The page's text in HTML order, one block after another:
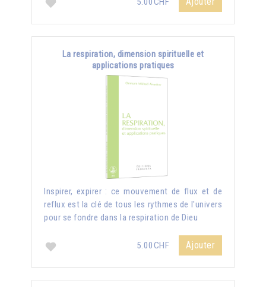
La respiration, dimension spirituelle et
applications pratiques
Inspirer, expirer : ce mouvement de flux et de
reflux est la clé de tous les rythmes de l'univers
pour se fondre dans la respiration de Dieu
5.00CHF Ajouter